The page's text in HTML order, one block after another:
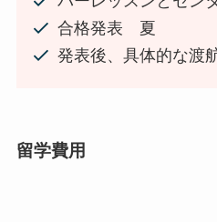
合格発表 夏
発表後、具体的な渡
留学費用